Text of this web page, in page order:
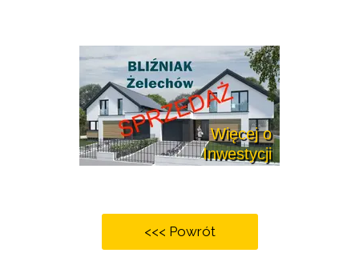
Więcej o
Inwestycji
<<< Powrót